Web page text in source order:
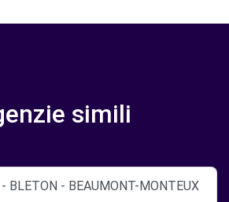
simili
BLETON - BEAUMONT-MONTEUX